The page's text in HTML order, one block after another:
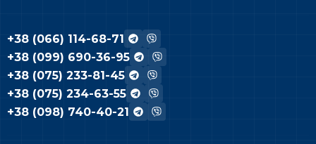
+38 (066) 114-68-71
+38 (099) 690-36-95
+38 (075) 233-81-45
+38 (075) 234-63-55
+38 (098) 740-40-21